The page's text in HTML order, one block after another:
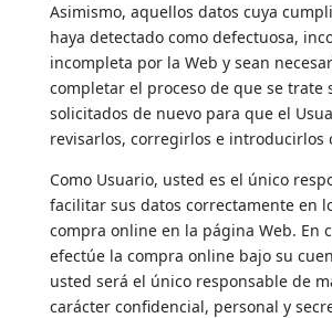
Asimismo, aquellos datos cuya
haya detectado como defectuosa,
incompleta por la Web y sean
completar el proceso de que se trate
solicitados de nuevo para que el
revisarlos, corregirlos e introducirlos
Como Usuario, usted es el único
facilitar sus datos correctamente en
compra online en la página Web. En
efectúe la compra online bajo su
usted será el único responsable de
carácter confidencial, personal y